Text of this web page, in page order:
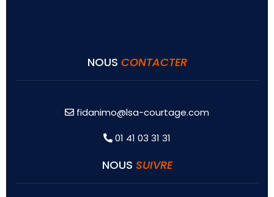
NOUS CONTACTER
fidanimo@lsa-courtage.com
01 41 03 31 31
NOUS SUIVRE